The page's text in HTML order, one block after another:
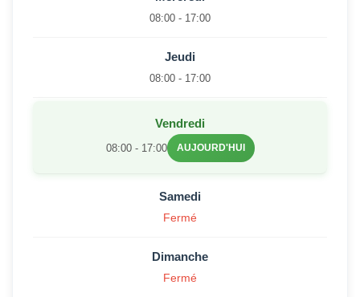
08:00 - 17:00
Jeudi
08:00 - 17:00
Vendredi
08:00 - 17:00 AUJOURD'HUI
Samedi
Fermé
Dimanche
Fermé